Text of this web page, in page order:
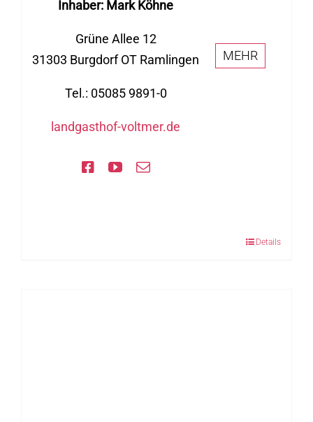
Inhaber: Mark Köhne
Grüne Allee 12
31303 Burgdorf OT Ramlingen
Tel.: 05085 9891-0
landgasthof-voltmer.de
MEHR
Details